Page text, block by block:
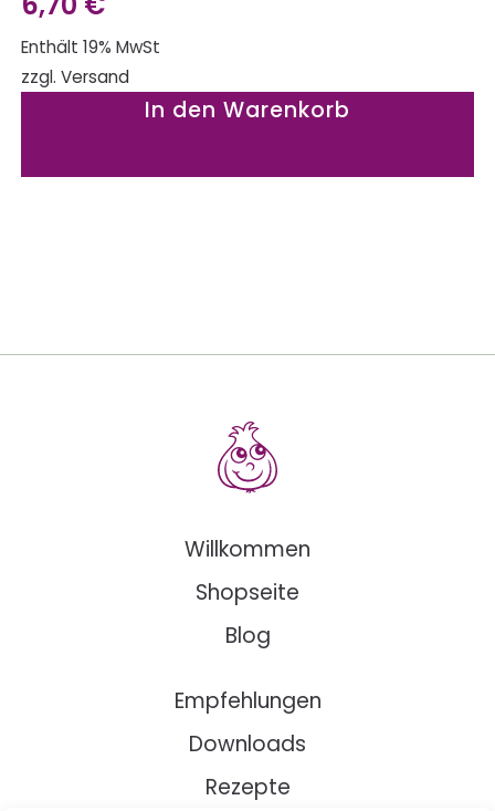
Enthält 19% MwSt
zzgl. Versand
In den Warenkorb
Willkommen
Shopseite
Blog
Empfehlungen
Downloads
Rezepte